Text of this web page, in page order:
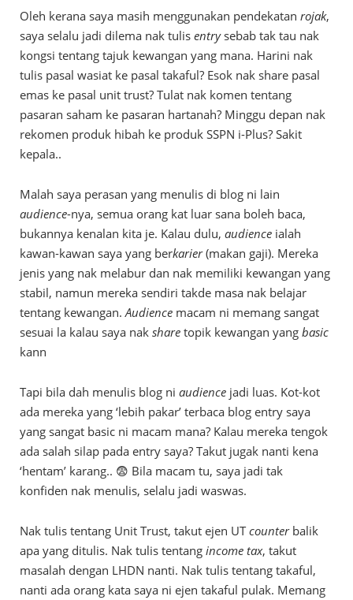
Oleh kerana saya masih menggunakan pendekatan rojak,
saya selalu jadi dilema nak tulis entrysebab tak tau nak
kongsi tentang tajuk kewangan yang mana. Harini nak
tulis pasal wasiat ke pasal takaful? Esok nak share pasal
emas ke pasal unit trust? Tulat nak komen tentang
pasaran saham ke pasaran hartanah? Minggu depan nak
rekomen produk hibah ke produk SSPN i-Plus? Sakit
kepala..
Malah saya perasan yang menulis di blog ni lain
audience-nya, semua orang kat luar sana boleh baca,
bukannya kenalan kita je. Kalau dulu, audience ialah
kawan-kawan saya yang berkarier(makan gaji). Mereka
jenis yang nak melabur dan nak memiliki kewangan yang
stabil, namun mereka sendiri takde masa nak belajar
tentang kewangan. Audience macam ni memang sangat
sesuai la kalau saya nak share topik kewangan yang basic
kann
Tapi bila dah menulis blog ni audience jadi luas. Kot-kot
ada mereka yang ‘lebih pakar’ terbaca blog entry saya
yang sangat basic ni macam mana? Kalau mereka tengok
ada salah silap pada entry saya? Takut jugak nanti kena
‘hentam’ karang.. 😨 Bila macam tu, saya jadi tak
konfiden nak menulis, selalu jadi waswas.
Nak tulis tentang Unit Trust, takut ejen UTcounter balik
apa yang ditulis. Nak tulis tentang income tax, takut
masalah dengan LHDN nanti. Nak tulis tentang takaful,
nanti ada orang kata saya ni ejen takaful pulak. Memang